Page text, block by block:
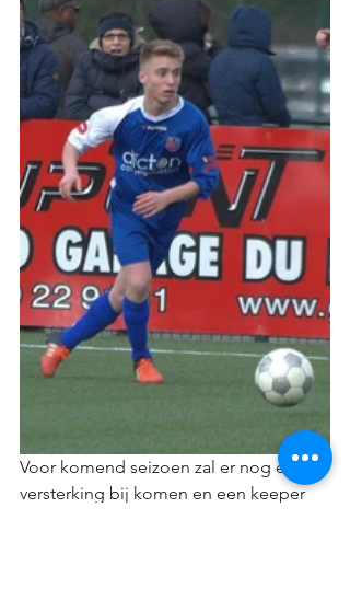
Voor komend seizoen zal er nog een
versterking bij komen en een keeper